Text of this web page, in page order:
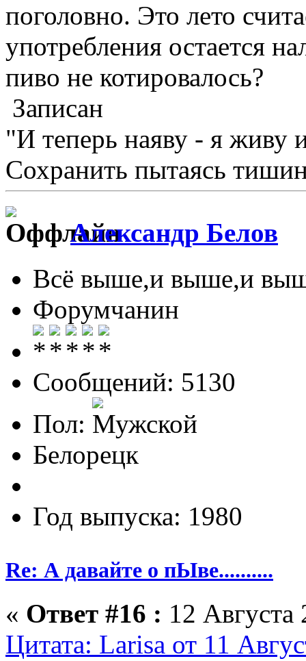
поголовно. Это лето
употребления остается
пиво не котировалось?
Записан
"И теперь наяву - я живу
Сохранить пытаясь
Александр Белов
Всё выше,и выше,и
Форумчанин
Сообщений: 5130
Пол:
Белорецк
Год выпуска: 1980
Re: А давайте о пЫве..........
« Ответ #16 : 12
Цитата: Larisa от 11